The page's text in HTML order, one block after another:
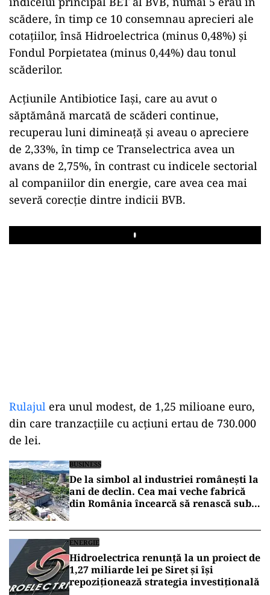
scădere, în timp ce 10 consemnau aprecieri ale
cotaţiilor, însă Hidroelectrica (minus 0,48%) şi
Fondul Porpietatea (minus 0,44%) dau tonul
scăderilor.
Acţiunile Antibiotice Iaşi, care au avut o
săptămână marcată de scăderi continue,
recuperau luni dimineaţă şi aveau o apreciere
de 2,33%, în timp ce Transelectrica avea un
avans de 2,75%, în contrast cu indicele sectorial
al companiilor din energie, care avea cea mai
severă corecţie dintre indicii BVB.
Play
Rulajul era unul modest, de 1,25 milioane euro,
din care tranzacţiile cu acţiuni ertau de 730.000
de lei.
BUSINESS
De la simbol al industriei românești la
ani de declin. Cea mai veche fabrică
din România încearcă să renască sub
ENERGIE
Hidroelectrica renunță la un proiect de
1,27 miliarde lei pe Siret și își
repoziționează strategia investițională